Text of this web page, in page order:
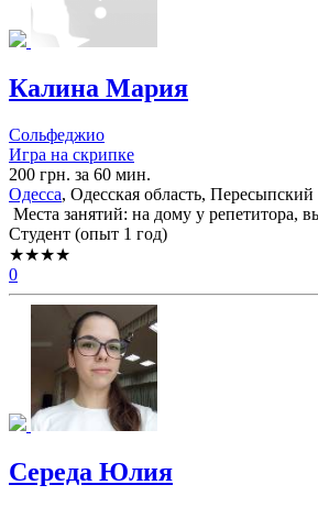
Калина Мария
Сольфеджио
Игра на скрипке
200 грн. за 60 мин.
Одесса, Одесская область, Пересыпский
Места занятий: на дому у репетитора,
Cтудент (опыт 1 год)
★★★★
0
Середа Юлия